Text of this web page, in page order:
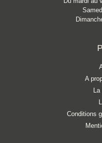
A
Conditions